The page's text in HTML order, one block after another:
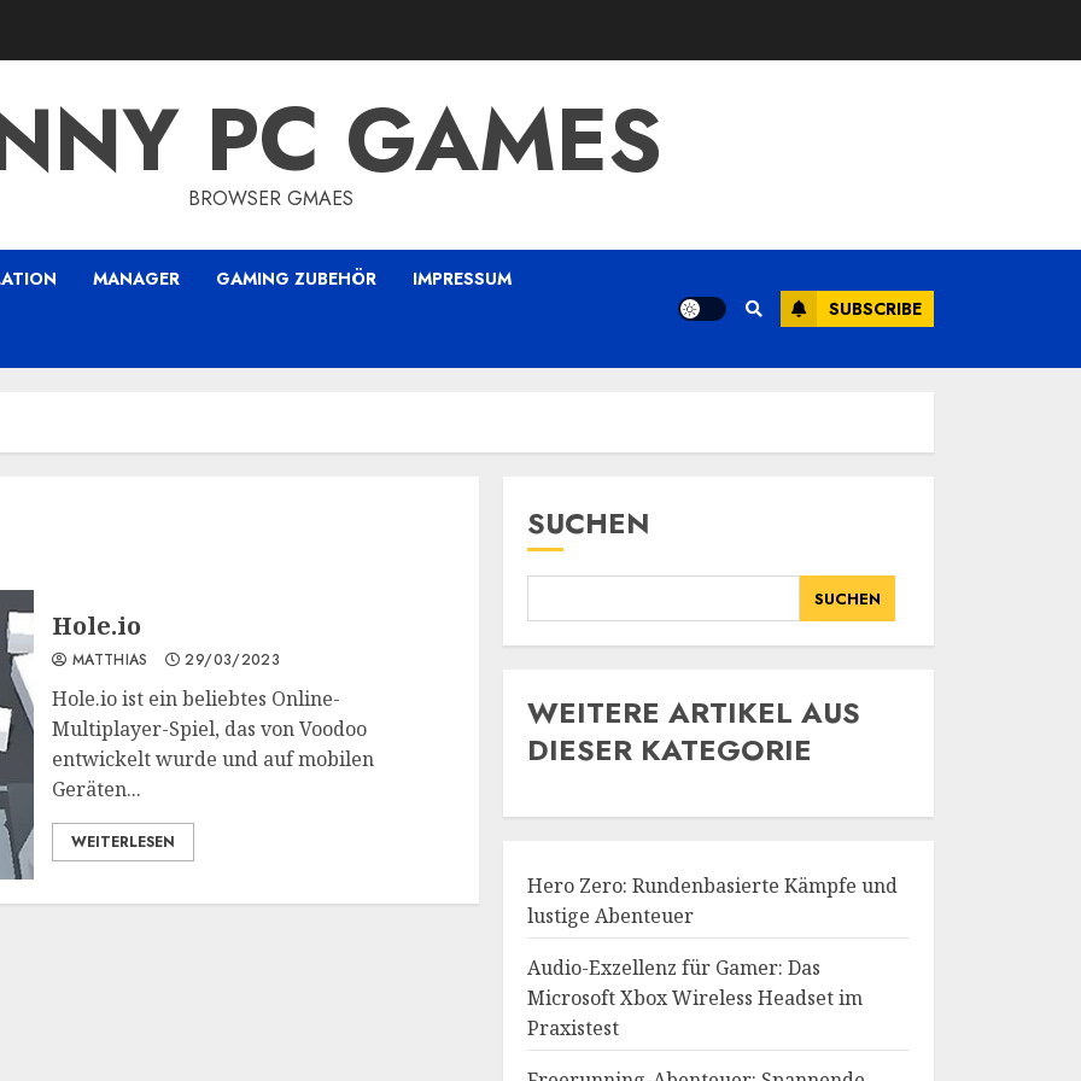
PC GAMES
BROWSER GMAES
MANAGER GAMING ZUBEHÖR IMPRESSUM
SUBSCRIBE
Hole.io
MATTHIAS 29/03/2023
Hole.io ist ein beliebtes Online-
Multiplayer-Spiel, das von Voodoo
entwickelt wurde und auf mobilen
Geräten...
WEITERLESEN
SUCHEN
SUCHEN
WEITERE ARTIKEL AUS
DIESER KATEGORIE
Hero Zero: Rundenbasierte Kämpfe und
lustige Abenteuer
Audio-Exzellenz für Gamer: Das
Microsoft Xbox Wireless Headset im
Praxistest